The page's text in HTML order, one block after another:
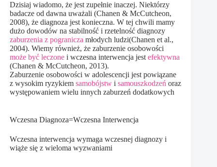
Dzisiaj wiadomo, że jest zupełnie inaczej. Niektórzy
badacze od dawna uważali (Chanen & McCutcheon,
2008), że diagnoza jest konieczna. W tej chwili mamy
dużo dowodów na stabilność i rzetelność diagnozy
zaburzenia z pogranicza młodych ludzi(Chanen et al.,
2004). Wiemy również, że zaburzenie osobowości
może być leczone i wczesna interwencja jest efektywna
(Chanen & McCutcheon, 2013).
Zaburzenie osobowości w adolescencji jest powiązane
z wysokim ryzykiem samobójstw i samouszkodzeń oraz
występowaniem wielu innych zaburzeń dodatkowych
Wczesna Diagnoza=Wczesna Interwencja
Wczesna interwencja wymaga wczesnej diagnozy i
wiąże się z wieloma wyzwaniami